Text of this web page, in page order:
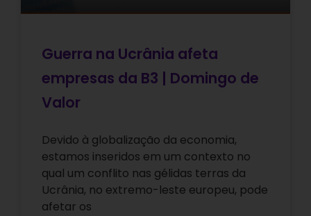
Guerra na Ucrânia afeta
empresas da B3 | Domingo de
Valor
Devido à globalização da economia,
estamos inseridos em um contexto no
qual um conflito nas gélidas terras da
Ucrânia, no extremo-leste europeu, pode
afetar os